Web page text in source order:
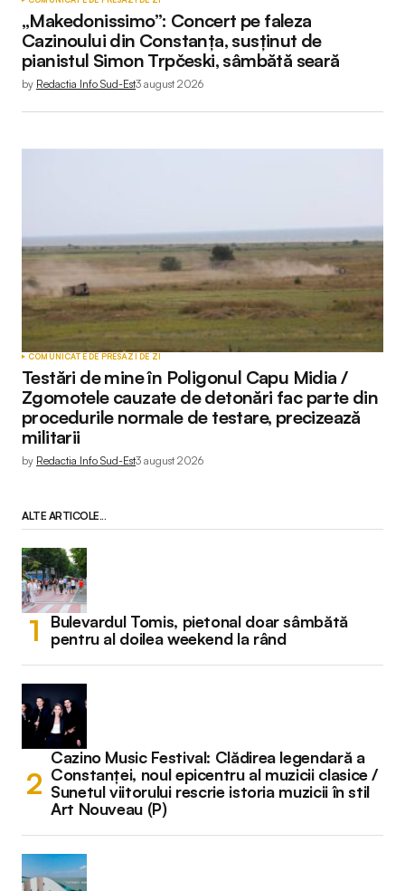
„Makedonissimo”: Concert pe faleza
Cazinoului din Constanța, susținut de
pianistul Simon Trpčeski, sâmbătă seară
by Redactia Info Sud-Est3 august 2026
COMUNICATE DE PRESĂZI DE ZI
Testări de mine în Poligonul Capu Midia /
Zgomotele cauzate de detonări fac parte din
procedurile normale de testare, precizează
militarii
by Redactia Info Sud-Est3 august 2026
ALTE ARTICOLE...
Bulevardul Tomis, pietonal doar sâmbătă
pentru al doilea weekend la rând
Cazino Music Festival: Clădirea legendară a
Constanței, noul epicentru al muzicii clasice /
Sunetul viitorului rescrie istoria muzicii în stil
Art Nouveau (P)